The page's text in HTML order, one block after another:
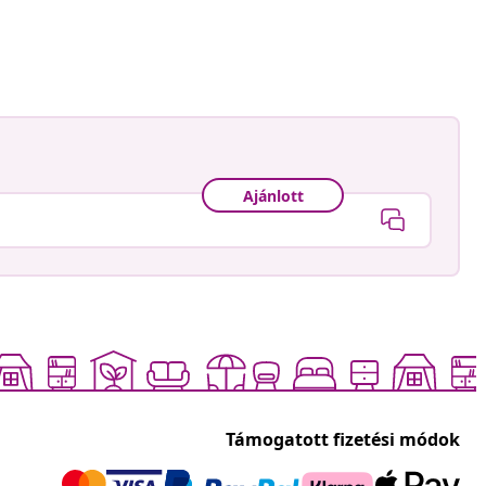
Ajánlott
Támogatott fizetési módok